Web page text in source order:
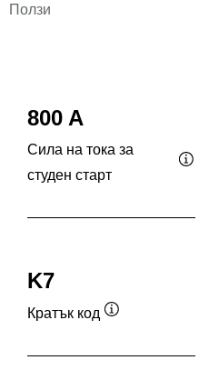
Ползи
800 A
Сила на тока за
студен старт
K7
Кратък код